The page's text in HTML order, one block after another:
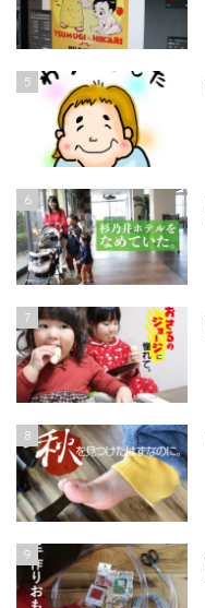
5
6
7
8
9